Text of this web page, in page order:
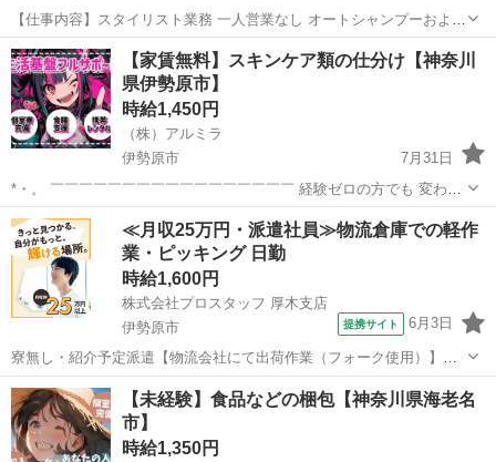
【仕事内容】スタイリスト業務 一人営業なし オートシャンプーおよび
券売機完備 雇用期間の定めあり 1年(原則更新/雇用上限なし) ・従事す
べき業務の変更の範囲:変更なし ・就業場所の変更の範囲:変更なし
【経験・資格】<応募要件>...
アルバイト・パート
【家賃無料】スキンケア類の仕分け【神奈川
県伊勢原市】
時給1,450円
（株）アルミラ
伊勢原市
7月31日
*・。 ￣￣￣￣￣￣￣￣￣￣￣￣￣￣￣￣￣ 経験ゼロの方でも 変わら
ず高時給からのスタートで しっかり稼げる環境♪ 頑張りを必ず 評価し
てくれる職場なので 努力次第で時給はUP！ どんどん貯金...
神奈川 伊勢原市 物流 時給
≪月収25万円・派遣社員≫物流倉庫での軽作
業・ピッキング 日勤
時給1,600円
株式会社プロスタッフ 厚木支店
伊勢原市
提携サイト 6月3日
寮無し・紹介予定派遣【物流会社にて出荷作業（フォーク使用）】神
奈川県伊勢原市で日勤専属のお仕事！20代、30代活躍中 倉庫内作業
フォーク、ピッキングリフトを用いて トラックへの出荷作業を行って
いただきます。 カーペット...
神奈川 伊勢原市 その他
【未経験】食品などの梱包【神奈川県海老名
市】
時給1,350円